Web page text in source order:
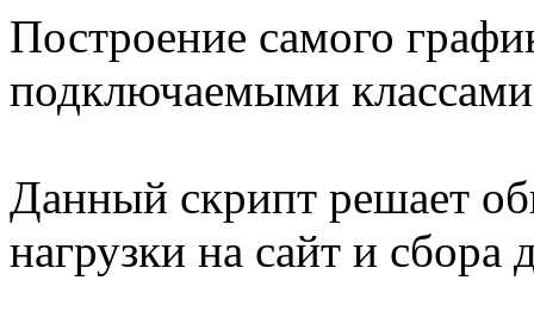
Построение самого
подключаемыми
Данный скрипт решает
нагрузки на сайт и сбора